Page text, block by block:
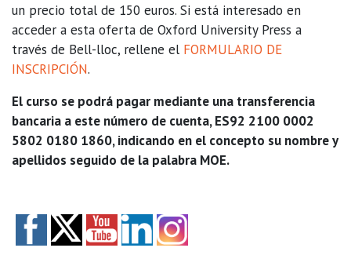
un precio total de 150 euros. Si está interesado en
acceder a esta oferta de Oxford University Press a
través de Bell-lloc, rellene el FORMULARIO DE
INSCRIPCIÓN.
El curso se podrá pagar mediante una transferencia
bancaria a este número de cuenta, ES92 2100 0002
5802 0180 1860, indicando en el concepto su nombre y
apellidos seguido de la palabra MOE.